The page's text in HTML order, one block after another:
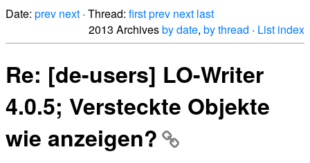
Date: prev next · Thread: firstprev next last
2013 Archivesby date, by thread · List index
Re: [de-users] LO-Writer
4.0.5; Versteckte Objekte
wie anzeigen?